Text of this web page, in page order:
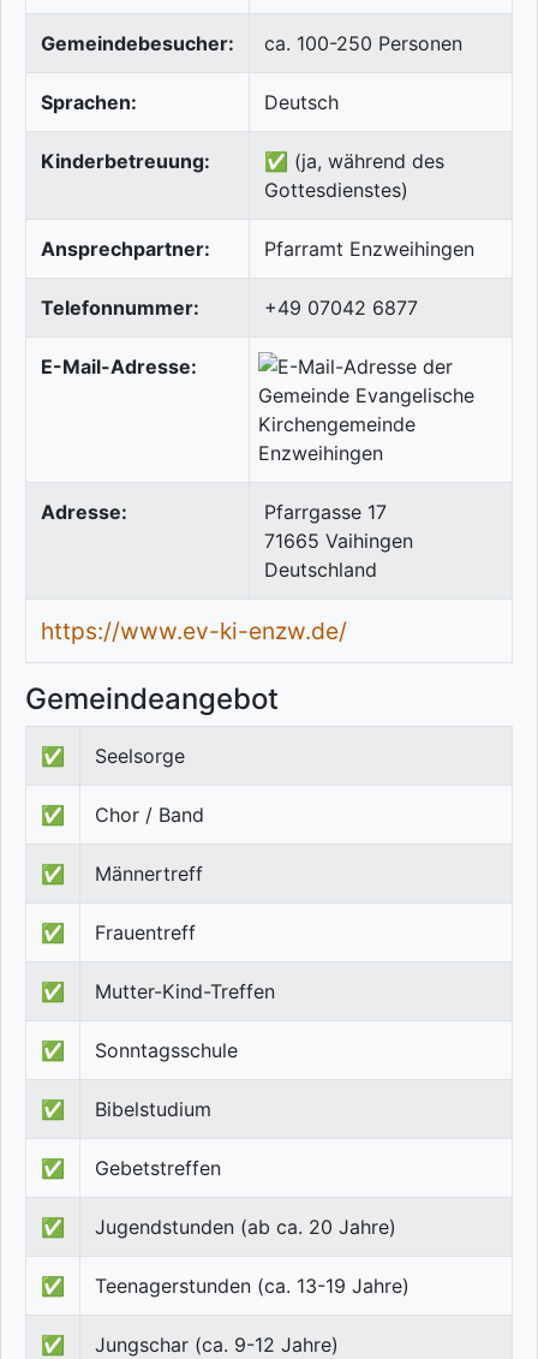
Gemeindebesucher: ca. 100-250 Personen
Sprachen: Deutsch
Kinderbetreuung:
✅ (ja, während des
Gottesdienstes)
Ansprechpartner: Pfarramt Enzweihingen
Telefonnummer: +49 07042 6877
E-Mail-Adresse:
Adresse:
Pfarrgasse 17
71665 Vaihingen
Deutschland
https://www.ev-ki-enzw.de/
Gemeindeangebot
✅ Seelsorge
✅ Chor / Band
✅ Männertreff
✅ Frauentreff
✅ Mutter-Kind-Treffen
✅ Sonntagsschule
✅ Bibelstudium
✅ Gebetstreffen
✅ Jugendstunden (ab ca. 20 Jahre)
✅ Teenagerstunden (ca. 13-19 Jahre)
✅ Jungschar (ca. 9-12 Jahre)